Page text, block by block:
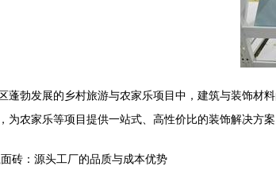
蓬勃发展的乡村旅游与农家乐项目中，建筑与装饰材
为农家乐等项目提供一站式、高性价比的装饰解决方案
砖：源头工厂的品质与成本优势